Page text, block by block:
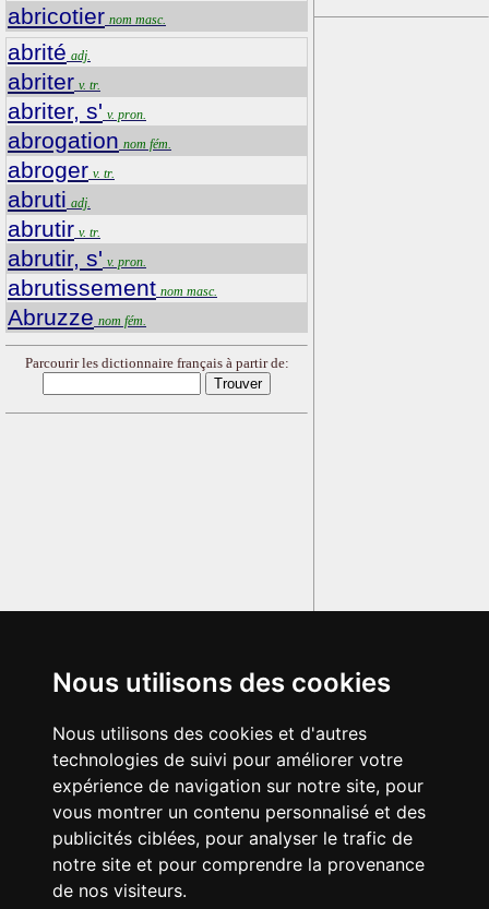
Nous utilisons des cookies
Nous utilisons des cookies et d'autres
technologies de suivi pour améliorer votre
expérience de navigation sur notre site, pour
vous montrer un contenu personnalisé et des
publicités ciblées, pour analyser le trafic de
notre site et pour comprendre la provenance
de nos visiteurs.
abricotier nom masc.
abrité adj.
abriter v. tr.
abriter, s' v. pron.
abrogation nom fém.
abroger v. tr.
abruti adj.
abrutir v. tr.
abrutir, s' v. pron.
abrutissement nom masc.
Abruzze nom fém.
Parcourir les dictionnaire français à partir de: